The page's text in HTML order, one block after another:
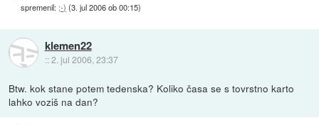
spremenil: ;-) (3. jul 2006 ob 00:15)
klemen22
::2. jul 2006, 23:37
Btw. kok stane potem tedenska? Koliko časa se s tovrstno karto
lahko voziš na dan?